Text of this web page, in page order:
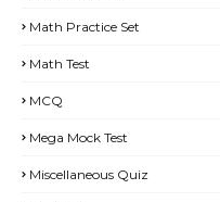
Math Practice Set
Math Test
MCQ
Mega Mock Test
Miscellaneous Quiz